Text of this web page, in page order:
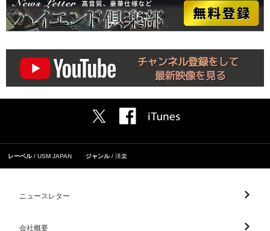
レーベル USM JAPAN ジャンル 洋楽
ニュースレター
会社概要